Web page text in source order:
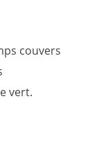
couvers
vert.